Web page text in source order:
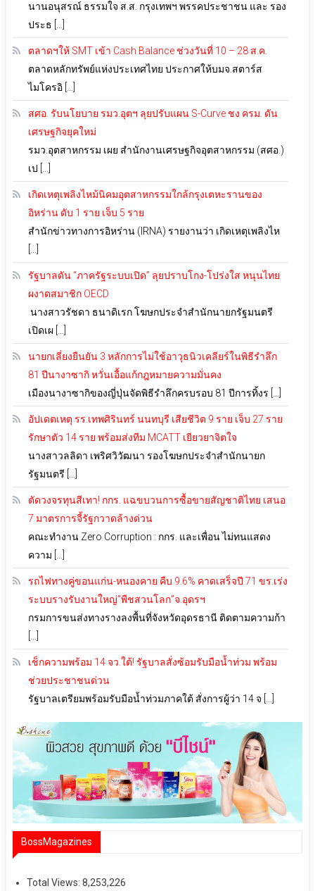
นานอนุสรณ์ ธรรมใจ ส.ส. กรุงเทพฯ พรรคประชาชน และ รอง
ประธ […]
ตลาดฯให้ SMT เข้า Cash Balance ช่วงวันที่ 10 – 28 ส.ค.
ตลาดหลักทรัพย์แห่งประเทศไทย ประกาศให้บมจ.สตาร์ส
ไมโครอิ […]
สศอ. รับนโยบาย รมว.อุตฯ ลุยปรับแผน S-Curve ชง ครม. ดัน
เศรษฐกิจยุคใหม่
รมว.อุตสาหกรรม เผย สำนักงานเศรษฐกิจอุตสาหกรรม (สศอ.)
เป […]
เกิดเหตุเพลิงไหม้นิคมอุตสาหกรรมใกล้กรุงเตหะรานของ
อิหร่าน ดับ 1 ราย เจ็บ 5 ราย
สำนักข่าวทางการอิหร่าน (IRNA) รายงานว่า เกิดเหตุเพลิงไห
[…]
รัฐบาลดัน “ภาครัฐระบบเปิด” ลุยปราบโกง-โปร่งใส หนุนไทย
ผงาดสมาชิก OECD
นางสาวรัชดา ธนาดิเรก โฆษกประจำสำนักนายกรัฐมนตรี
เปิดเผ […]
นายกเลี่ยงยืนยัน 3 หลักการไม่ใช้อาวุธนิวเคลียร์ในพิธีรำลึก
81 ปีนางาซากิ หวั่นเอื้อแก้กฎหมายความมั่นคง
เมืองนางาซากิของญี่ปุ่นจัดพิธีรำลึกครบรอบ 81 ปีการทิ้งร […]
อัปเดตเหตุ รร.เทพศิรินทร์ นนทบุรี เสียชีวิต 9 ราย เจ็บ 27 ราย
รักษาตัว 14 ราย พร้อมส่งทีม MCATT เยียวยาจิตใจ
นางสาวลลิดา เพริศวิวัฒนา รองโฆษกประจำสำนักนายก
รัฐมนตรี […]
ตัดวงจรทุนสีเทา! กกร. แฉขบวนการซื้อขายสัญชาติไทย เสนอ
7 มาตรการจี้รัฐกวาดล้างด่วน
คณะทำงาน Zero Corruption : กกร. และเพื่อน ไม่ทนแสดง
ความ […]
รถไฟทางคู่ขอนแก่น-หนองคาย คืบ 9.6% คาดเสร็จปี 71 ขร.เร่ง
ระบบรางรับงานใหญ่”พืชสวนโลก”จ.อุดรฯ
กรมการขนส่งทางรางลงพื้นที่จังหวัดอุดรธานี ติดตามความก้า
[…]
เช็กความพร้อม 14 จว.ใต้! รัฐบาลสั่งซ้อมรับมือน้ำท่วม พร้อม
ช่วยประชาชนด่วน
รัฐบาลเตรียมพร้อมรับมือน้ำท่วมภาคใต้ สั่งการผู้ว่า 14 จ […]
BossMagazines
Total Views: 8,253,226